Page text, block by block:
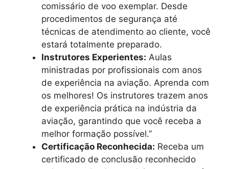
comissário de voo exemplar. Desde
procedimentos de segurança até
técnicas de atendimento ao cliente, você
estará totalmente preparado.
Instrutores Experientes: Aulas
ministradas por profissionais com anos
de experiência na aviação. Aprenda com
os melhores! Os instrutores trazem anos
de experiência prática na indústria da
aviação, garantindo que você receba a
melhor formação possível.”
Certificação Reconhecida: Receba um
certificado de conclusão reconhecido